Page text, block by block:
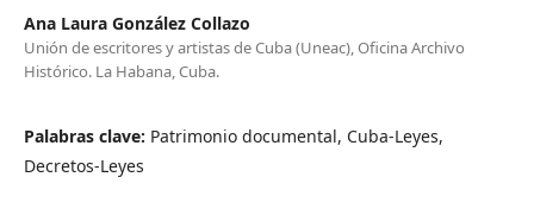
Ana Laura González Collazo
Unión de escritores y artistas de Cuba (Uneac), Oficina Archivo
Histórico. La Habana, Cuba.
Palabras clave: Patrimonio documental, Cuba-Leyes,
Decretos-Leyes